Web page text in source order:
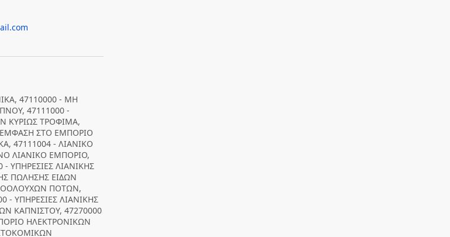
47110000 - ΜΗ
47111000 -
ΚΥΡΙΩΣ ΤΡΟΦΙΜΑ,
ΕΜΦΑΣΗ ΣΤΟ ΕΜΠΟΡΙΟ
47111004 - ΛΙΑΝΙΚΟ
ΛΙΑΝΙΚΟ ΕΜΠΟΡΙΟ,
ΥΠΗΡΕΣΙΕΣ ΛΙΑΝΙΚΗΣ
ΠΩΛΗΣΗΣ ΕΙΔΩΝ
ΠΟΤΩΝ,
- ΥΠΗΡΕΣΙΕΣ ΛΙΑΝΙΚΗΣ
ΚΑΠΝΙΣΤΟΥ, 47270000
ΗΛΕΚΤΡΟΝΙΚΩΝ